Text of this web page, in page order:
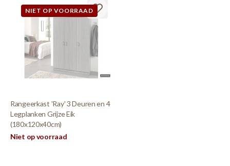
NIET OP VOORRAAD
Rangeerkast 'Ray' 3 Deuren en 4
Legplanken Grijze Eik
(180x120x40cm)
Niet op voorraad